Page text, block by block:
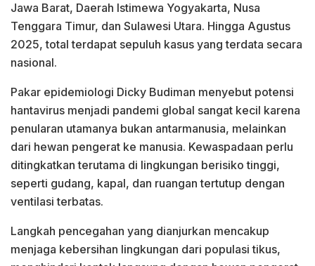
Jawa Barat, Daerah Istimewa Yogyakarta, Nusa
Tenggara Timur, dan Sulawesi Utara. Hingga Agustus
2025, total terdapat sepuluh kasus yang terdata secara
nasional.
Pakar epidemiologi Dicky Budiman menyebut potensi
hantavirus menjadi pandemi global sangat kecil karena
penularan utamanya bukan antarmanusia, melainkan
dari hewan pengerat ke manusia. Kewaspadaan perlu
ditingkatkan terutama di lingkungan berisiko tinggi,
seperti gudang, kapal, dan ruangan tertutup dengan
ventilasi terbatas.
Langkah pencegahan yang dianjurkan mencakup
menjaga kebersihan lingkungan dari populasi tikus,